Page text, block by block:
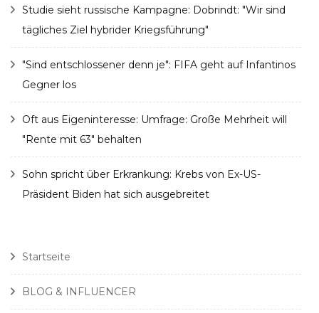
Studie sieht russische Kampagne: Dobrindt: "Wir sind
tägliches Ziel hybrider Kriegsführung"
"Sind entschlossener denn je": FIFA geht auf Infantinos
Gegner los
Oft aus Eigeninteresse: Umfrage: Große Mehrheit will
"Rente mit 63" behalten
Sohn spricht über Erkrankung: Krebs von Ex-US-
Präsident Biden hat sich ausgebreitet
Startseite
BLOG & INFLUENCER